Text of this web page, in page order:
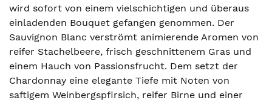
wird sofort von einem vielschichtigen und überaus
einladenden Bouquet gefangen genommen. Der
Sauvignon Blanc verströmt animierende Aromen von
reifer Stachelbeere, frisch geschnittenem Gras und
einem Hauch von Passionsfrucht. Dem setzt der
Chardonnay eine elegante Tiefe mit Noten von
saftigem Weinbergspfirsich, reifer Birne und einer